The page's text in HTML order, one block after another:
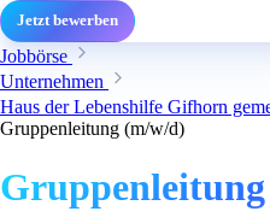
Jetzt bewerben
Jobbörse
Unternehmen
Haus der Lebenshilfe Gifhorn
Gruppenleitung (m/w/d)